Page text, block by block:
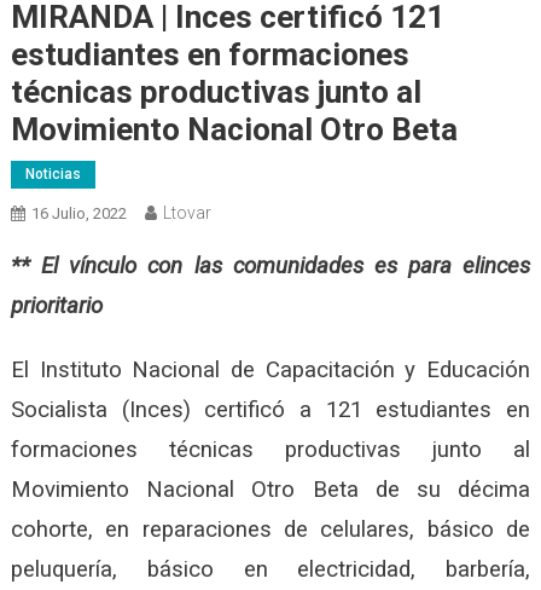
MIRANDA | Inces certificó 121
estudiantes en formaciones
técnicas productivas junto al
Movimiento Nacional Otro Beta
Noticias
16 Julio, 2022 Ltovar
** El vínculo con las comunidades es para elinces
prioritario
El Instituto Nacional de Capacitación y Educación
Socialista (Inces) certificó a 121 estudiantes en
formaciones técnicas productivas junto al
Movimiento Nacional Otro Beta de su décima
cohorte, en reparaciones de celulares, básico de
peluquería, básico en electricidad, barbería,